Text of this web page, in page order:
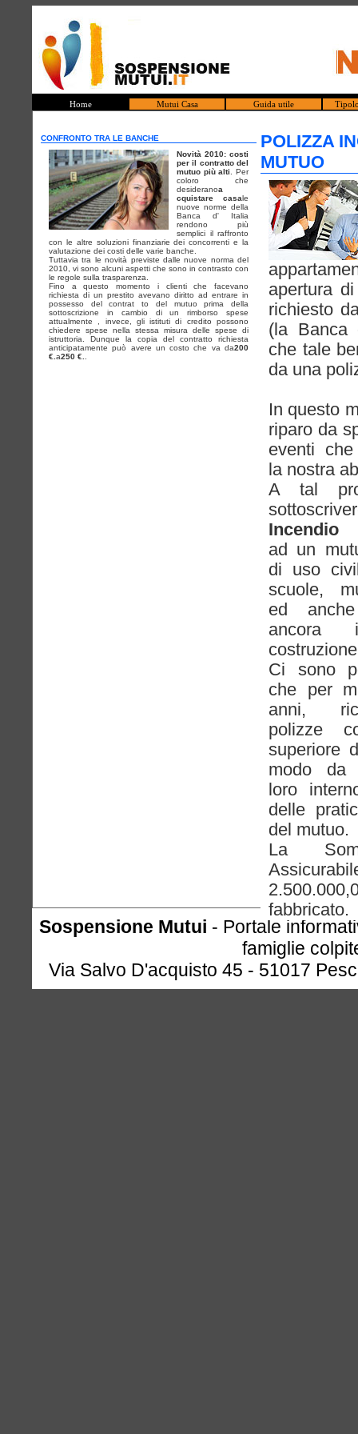
Home Mutui Casa Guida utile
POLIZZA
MUTUO
apertura
richiesto
(la Banca
che tale
da una
In questo
riparo da
eventi
la nostra
A tal
Incendio
ad un
di uso
scuole,
ed
Ci sono
che per
anni,
polizze
superiore
modo da
loro
delle
del mutuo.
La
fabbricato.
CONFRONTO TRA LE BANCHE
Novità 2010: costi
per il contratto del
mutuo più alti
. Per
coloro che
desideranoa
cquistare casale
nuove norme della
Banca d' Italia
rendono più
semplici il raffronto
con le altre soluzioni finanziarie dei concorrenti e la
valutazione dei costi delle varie banche.
Tuttavia tra le novità previste dalle nuove norma del
2010, vi sono alcuni aspetti che sono in contrasto con
le regole sulla trasparenza.
Fino a questo momento i clienti che facevano
richiesta di un prestito avevano diritto ad entrare in
possesso del contrat to del mutuo prima della
sottoscrizione in cambio di un rimborso spese
attualmente , invece, gli istituti di credito possono
chiedere spese nella stessa misura delle spese di
istruttoria. Dunque la copia del contratto richiesta
anticipatamente può avere un costo che va da200
€. a250 €.
Sospensione Mutui - Portale
famiglie
Via Salvo D'acquisto 45 - 51017